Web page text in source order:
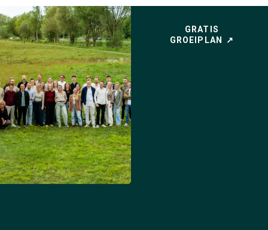
GRATIS
GROEIPLAN